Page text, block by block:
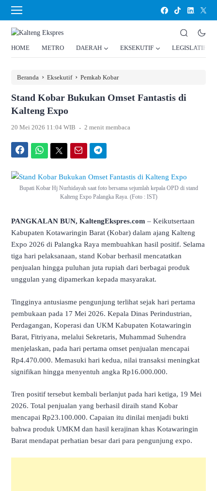
HOME METRO DAERAH EKSEKUTIF LEGISLATIF
Beranda › Eksekutif › Pemkab Kobar
Stand Kobar Bukukan Omset Fantastis di
Kalteng Expo
20 Mei 2026 11:04 WIB . 2 menit membaca
Bupati Kobar Hj Nurhidayah saat foto bersama sejumlah kepala OPD di stand
Kalteng Expo Palangka Raya. (Foto : IST)
PANGKALAN BUN, KaltengEkspres.com – Keikutsertaan
Kabupaten Kotawaringin Barat (Kobar) dalam ajang Kalteng
Expo 2026 di Palangka Raya membuahkan hasil positif. Selama
tiga hari pelaksanaan, stand Kobar berhasil mencatatkan
penjualan hingga puluhan juta rupiah dari berbagai produk
unggulan yang dipamerkan kepada masyarakat.
Tingginya antusiasme pengunjung terlihat sejak hari pertama
pembukaan pada 17 Mei 2026. Kepala Dinas Perindustrian,
Perdagangan, Koperasi dan UKM Kabupaten Kotawaringin
Barat, Fitriyana, melalui Sekretaris, Muhammad Suhendra
menjelaskan, pada hari pertama omset penjualan mencapai
Rp4.470.000. Memasuki hari kedua, nilai transaksi meningkat
signifikan hingga menyentuh angka Rp16.000.000.
Tren positif tersebut kembali berlanjut pada hari ketiga, 19 Mei
2026. Total penjualan yang berhasil diraih stand Kobar
mencapai Rp23.100.000. Capaian itu dinilai menjadi bukti
bahwa produk UMKM dan hasil kerajinan khas Kotawaringin
Barat mendapat perhatian besar dari para pengunjung expo.